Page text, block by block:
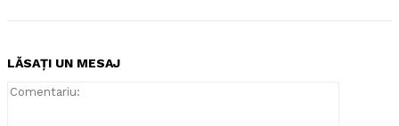
LĂSAȚI UN MESAJ